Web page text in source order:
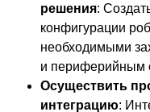
решения:
конфигурации
необходимыми
и периферийным
Осуществить
интеграцию: